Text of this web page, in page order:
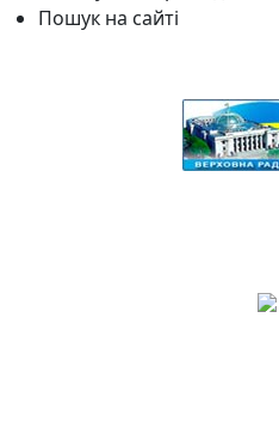
Пошук на сайті